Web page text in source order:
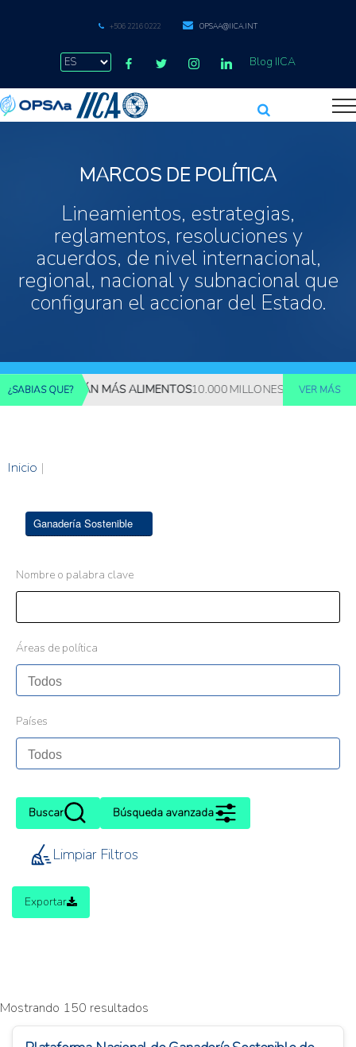
+506 2216 0222 OPSAA@IICA.INT
Blog IICA
MARCOS DE POLÍTICA
Lineamientos, estrategias,
reglamentos, resoluciones y
acuerdos, de nivel internacional,
regional, nacional y subnacional que
configuran el accionar del Estado.
¿SABIAS QUE? MÁS ALIMENTOS10.000 MILLONES DE PERSONAS
VER MÁS
Inicio |
Ganadería Sostenible
Nombre o palabra clave
Áreas de política
Países
Buscar Búsqueda avanzada
Limpiar Filtros
Exportar
Mostrando 150 resultados